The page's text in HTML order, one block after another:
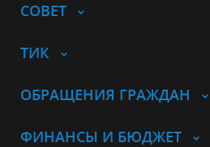
СОВЕТ
ТИК
ОБРАЩЕНИЯ ГРАЖДАН
ФИНАНСЫ И БЮДЖЕТ